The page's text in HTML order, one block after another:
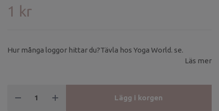
1 kr
Hur många loggor hittar du?Tävla hos Yoga World. se.
Läs mer
Lägg i korgen